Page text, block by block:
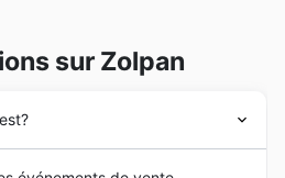
prix compétitifs durant le
projets de décoration plus
électroportatif
– Les
apprécient grandement nos
de performance et de
sur Zolpan